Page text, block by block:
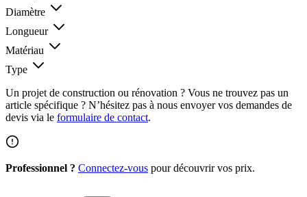
Diamètre
Longueur
Matériau
Type
Un projet de construction ou rénovation ? Vous ne trouvez pas un
article spécifique ? N’hésitez pas à nous envoyer vos demandes de
devis via le formulaire de contact.
Professionnel ? Connectez-vous pour découvrir vos prix.